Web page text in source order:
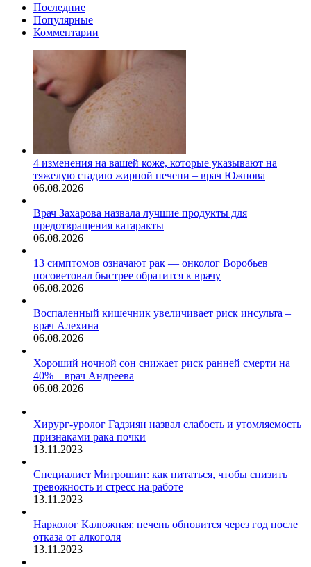
Последние
Популярные
Комментарии
4 изменения на вашей коже, которые указывают на
тяжелую стадию жирной печени – врач Южнова
06.08.2026
Врач Захарова назвала лучшие продукты для
предотвращения катаракты
06.08.2026
13 симптомов означают рак — онколог Воробьев
посоветовал быстрее обратится к врачу
06.08.2026
Воспаленный кишечник увеличивает риск инсульта –
врач Алехина
06.08.2026
Хороший ночной сон снижает риск ранней смерти на
40% – врач Андреева
06.08.2026
Хирург-уролог Гадзиян назвал слабость и утомляемость
признаками рака почки
13.11.2023
Специалист Митрошин: как питаться, чтобы снизить
тревожность и стресс на работе
13.11.2023
Нарколог Калюжная: печень обновится через год после
отказа от алкоголя
13.11.2023